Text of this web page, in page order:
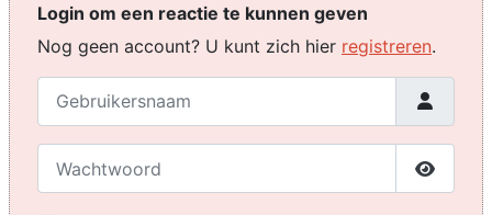
Login om een reactie te kunnen geven
Nog geen account? U kunt zich hier registreren.
Toon